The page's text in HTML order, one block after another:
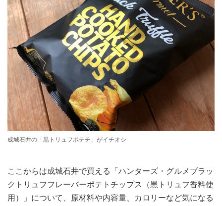
成城石井の「黒トリュフポテチ」がイチオシ
ここからは成城石井で買える「ハンターズ・グルメブラッ
クトリュフフレーバーポテトチップス（黒トリュフ香料使
用）」について、原材料や内容量、カロリーなど気になる